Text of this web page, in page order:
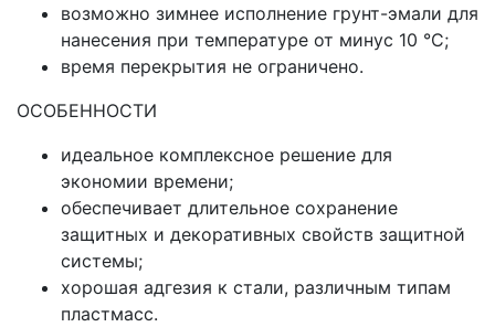
возможно зимнее исполнение грунт-эмали для
нанесения при температуре от минус 10 °С;
время перекрытия не ограничено.
ОСОБЕННОСТИ
идеальное комплексное решение для
экономии времени;
обеспечивает длительное сохранение
защитных и декоративных свойств защитной
системы;
хорошая адгезия к стали, различным типам
пластмасс.